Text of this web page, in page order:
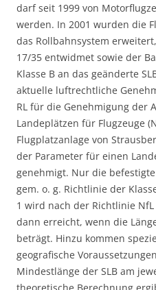
darf seit 1999 von
werden. In 2001 wurden die
das Rollbahnsystem
17/35 entwidmet sowie der
Klasse B an das geänderte
aktuelle luftrechtliche
RL für die Genehmigung der
Landeplätzen für Flugzeuge
Flugplatzanlage von
der Parameter für einen
genehmigt. Nur die
gem. o. g. Richtlinie der
1 wird nach der Richtlinie NfL
dann erreicht, wenn die
beträgt. Hinzu kommen
geografische
Mindestlänge der SLB am